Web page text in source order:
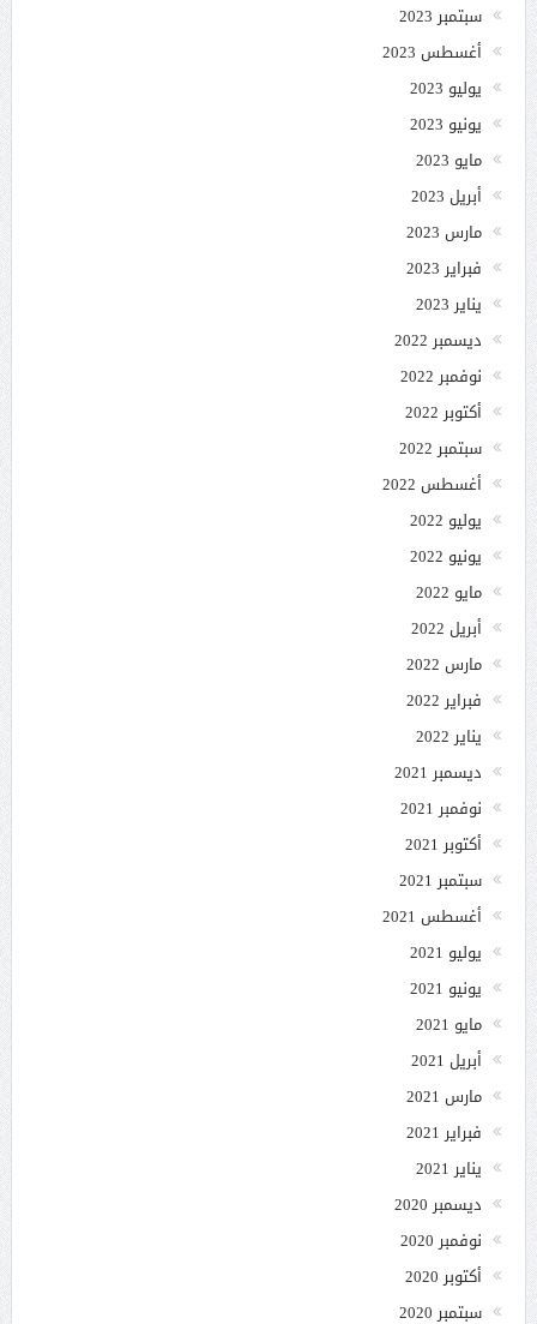
سبتمبر 2023
أغسطس 2023
يوليو 2023
يونيو 2023
مايو 2023
أبريل 2023
مارس 2023
فبراير 2023
يناير 2023
ديسمبر 2022
نوفمبر 2022
أكتوبر 2022
سبتمبر 2022
أغسطس 2022
يوليو 2022
يونيو 2022
مايو 2022
أبريل 2022
مارس 2022
فبراير 2022
يناير 2022
ديسمبر 2021
نوفمبر 2021
أكتوبر 2021
سبتمبر 2021
أغسطس 2021
يوليو 2021
يونيو 2021
مايو 2021
أبريل 2021
مارس 2021
فبراير 2021
يناير 2021
ديسمبر 2020
نوفمبر 2020
أكتوبر 2020
سبتمبر 2020